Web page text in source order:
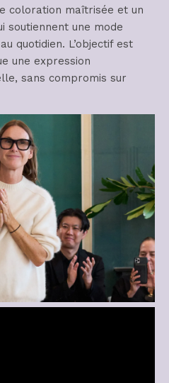
coloration maîtrisée et un
soutiennent une mode
quotidien. L’objectif est
une expression
sans compromis sur